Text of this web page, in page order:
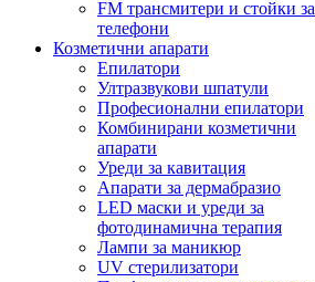
FM трансмитери и стойки за
телефони
Козметични апарати
Епилатори
Ултразвукови шпатули
Професионални епилатори
Комбинирани козметични
апарати
Уреди за кавитация
Апарати за дермабразио
LED маски и уреди за
фотодинамична терапия
Лампи за маникюр
UV стерилизатори